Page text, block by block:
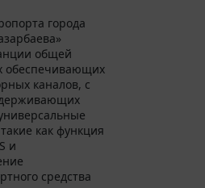
города
общей
обеспечивающих
каналов, с
как функция
и
средства